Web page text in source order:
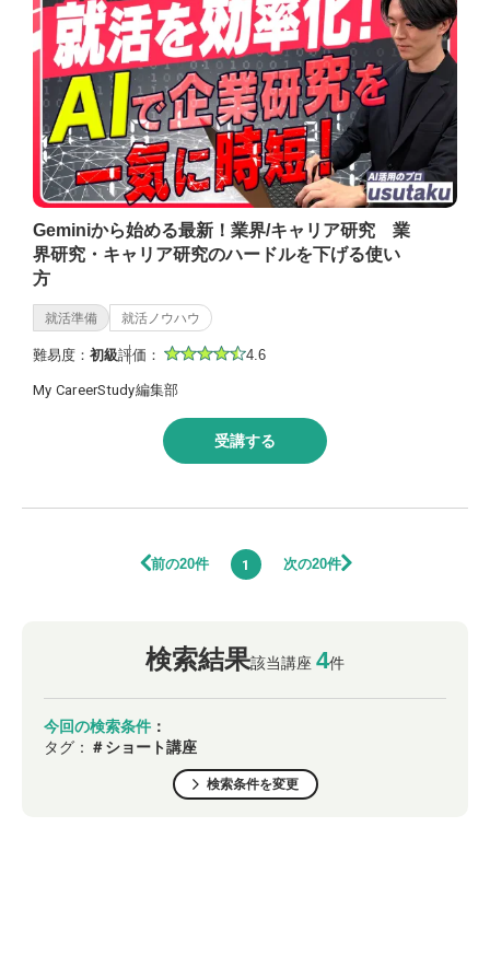
Geminiから始める最新！業界/キャリア研究 業
界研究・キャリア研究のハードルを下げる使い
方
就活準備 就活ノウハウ
難易度： 初級評価： 4.6
My CareerStudy編集部
受講する
前の20件 1 次の20件
検索結果該当講座 4件
今回の検索条件 ：
タグ： ＃ショート講座
検索条件を変更